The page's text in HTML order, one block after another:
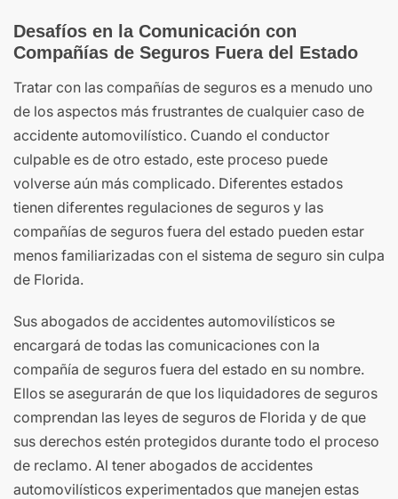
Desafíos en la Comunicación con
Compañías de Seguros Fuera del Estado
Tratar con las compañías de seguros es a menudo uno
de los aspectos más frustrantes de cualquier caso de
accidente automovilístico. Cuando el conductor
culpable es de otro estado, este proceso puede
volverse aún más complicado. Diferentes estados
tienen diferentes regulaciones de seguros y las
compañías de seguros fuera del estado pueden estar
menos familiarizadas con el sistema de seguro sin culpa
de Florida.
Sus abogados de accidentes automovilísticos se
encargará de todas las comunicaciones con la
compañía de seguros fuera del estado en su nombre.
Ellos se asegurarán de que los liquidadores de seguros
comprendan las leyes de seguros de Florida y de que
sus derechos estén protegidos durante todo el proceso
de reclamo. Al tener abogados de accidentes
automovilísticos experimentados que manejen estas